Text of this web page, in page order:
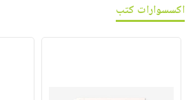
اكسسوارات كتب